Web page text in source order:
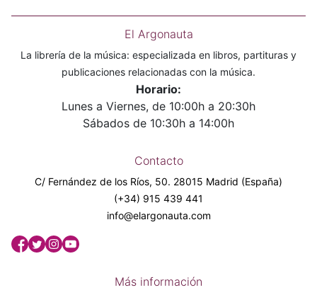
El Argonauta
La librería de la música: especializada en libros, partituras y
publicaciones relacionadas con la música.
Horario:
Lunes a Viernes, de 10:00h a 20:30h
Sábados de 10:30h a 14:00h
Contacto
C/ Fernández de los Ríos, 50. 28015 Madrid (España)
(+34) 915 439 441
info@elargonauta.com
Más información